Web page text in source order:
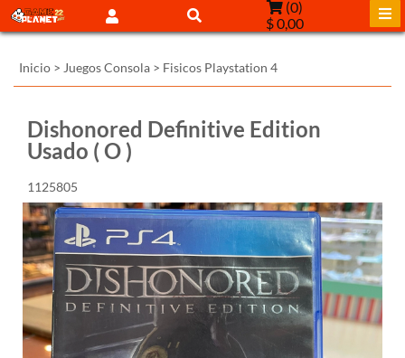
(0)
$ 0,00
Inicio > Juegos Consola > Fisicos Playstation 4
Dishonored Definitive Edition
Usado ( O )
1125805